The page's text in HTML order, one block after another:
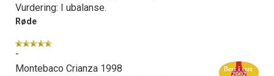
Vurdering: I ubalanse.
Røde
-
Montebaco Crianza 1998